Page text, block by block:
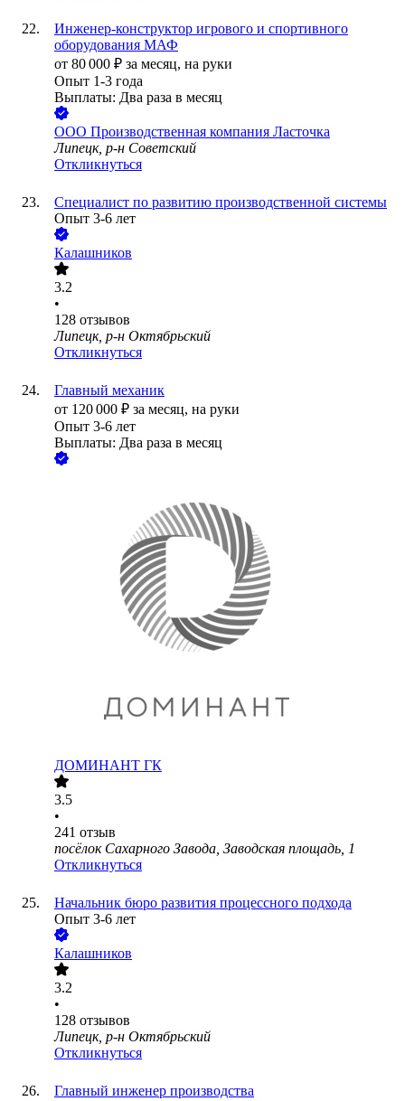
Инженер-конструктор игрового и спортивного
оборудования МАФ
от 80 000 ₽ за месяц, на руки
Опыт 1-3 года
Выплаты: Два раза в месяц
ООО Производственная компания Ласточка
Липецк, р-н Советский
Откликнуться
Специалист по развитию производственной системы
Опыт 3-6 лет
Калашников
3.2
•
128 отзывов
Липецк, р-н Октябрьский
Откликнуться
Главный механик
от 120 000 ₽ за месяц, на руки
Опыт 3-6 лет
Выплаты: Два раза в месяц
ДОМИНАНТ ГК
3.5
•
241 отзыв
посёлок Сахарного Завода, Заводская площадь, 1
Откликнуться
Начальник бюро развития процессного подхода
Опыт 3-6 лет
Калашников
3.2
•
128 отзывов
Липецк, р-н Октябрьский
Откликнуться
Главный инженер производства